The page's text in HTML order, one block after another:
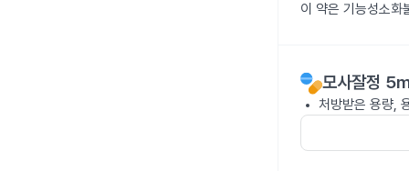
이 약은 기능성소화
모사잘정
처방받은 용량,